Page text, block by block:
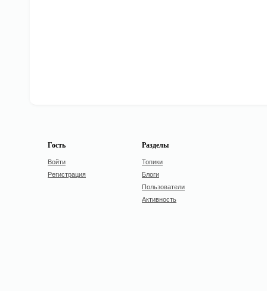
Гость
Войти
Регистрация
Разделы
Топики
Блоги
Пользователи
Активность